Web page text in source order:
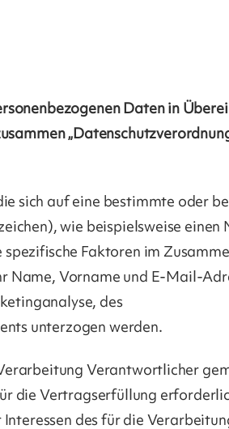
Daten in
sich auf eine bestimmte oder
wie beispielsweise einen
Faktoren im
Name, Vorname und E-Mail-
des
unterzogen werden.
Verantwortlicher
die Vertragserfüllung
des für die